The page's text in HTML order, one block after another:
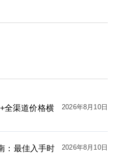
全渠道价格横
2026年8月10日
：最佳入手时
2026年8月10日